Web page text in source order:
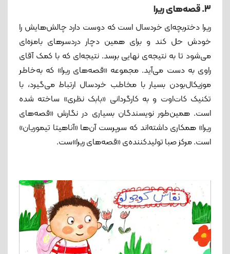
3. قصه‌های ریرا
ریرا دختربچه‌ای خردسال است که دوست دارد چالش‌هایش را
خودش حل کند و برای همین دچار دردسرهای بامزه‌ای
می‌شود تا به نتیجه‌ی نهایی برسد. نتیجه‌ای که با کمک آقای
راوی به دست می‌آید. مجموعه «قصه‌های ریرا» که به‌خاطر
موزیکال‌بودن بسیار با مخاطب خردسال ارتباط می‌گیرد، با
تکنیک کات‌اوت و به کارگردانی «بابک نظری» ساخته شده
است. همین‌طور نویسندگان بسیاری در نگارش «قصه‌های
ریرا» همکاری داشته‌اند که سرپرست آن‌ها «آناهیتا تیموریان»
است. مرکز صبا تولیدکننده‌ی «قصه‌های ریرا»ست.